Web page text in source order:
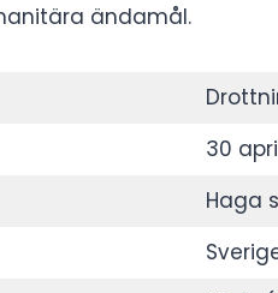
ändamål.
30
Haga